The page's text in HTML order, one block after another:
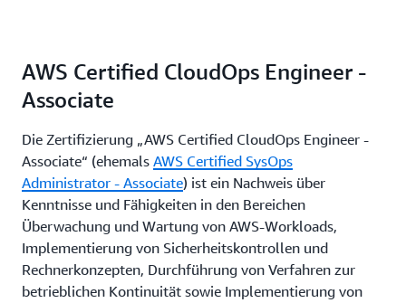
AWS Certified CloudOps Engineer -
Associate
Die Zertifizierung „AWS Certified CloudOps Engineer -
Associate“ (ehemals AWS Certified SysOps
Administrator - Associate) ist ein Nachweis über
Kenntnisse und Fähigkeiten in den Bereichen
Überwachung und Wartung von AWS-Workloads,
Implementierung von Sicherheitskontrollen und
Rechnerkonzepten, Durchführung von Verfahren zur
betrieblichen Kontinuität sowie Implementierung von